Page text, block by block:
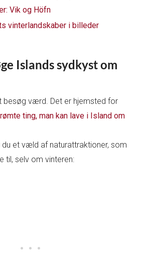
Vik og Höfn
vinterlandskaber i billeder
Islands sydkyst om
besøg værd. Det er hjemsted for
ting, man kan lave i Island om
du et væld af naturattraktioner, som
til, selv om vinteren: